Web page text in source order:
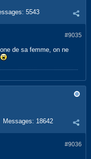
5543
#9035
de sa femme, on ne
Messages: 18642
#9036